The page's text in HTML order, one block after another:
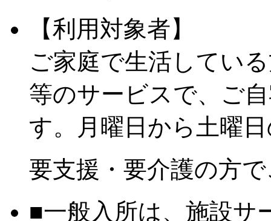
【利用対象者】
ご家庭で生活してい
等のサービスで、ご
す。月曜日から土曜
要支援・要介護の方
■一般入所は、施設サ